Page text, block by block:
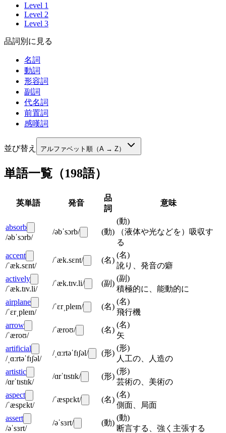
Level 1
Level 2
Level 3
品詞別に見る
名詞
動詞
形容詞
副詞
代名詞
前置詞
感嘆詞
並び替え アルファベット順（A → Z）
単語一覧 （198語）
英単語 発音
品
詞
意味
absorb
/əbˈsɔrb/
/əbˈsɔrb/ (動)
(動)
（液体や光などを）吸収す
る
accent
/ˈæk.sɛnt/
/ˈæk.sɛnt/ (名)
(名)
訛り、発音の癖
actively
/ˈæk.tɪv.li/
/ˈæk.tɪv.li/ (副 )
(副 )
積極的に、能動的に
airplane
/ˈɛrˌpleɪn/
/ˈɛrˌpleɪn/ (名)
(名)
飛行機
arrow
/ˈæroʊ/
/ˈæroʊ/ (名)
(名)
矢
artificial
/ˌɑːrtəˈfɪʃəl/
/ˌɑːrtəˈfɪʃəl/ (形)
(形)
人工の、人造の
artistic
/ɑrˈtɪstɪk/
/ɑrˈtɪstɪk/ (形)
(形)
芸術の、美術の
aspect
/ˈæspɛkt/
/ˈæspɛkt/ (名)
(名)
側面、局面
assert
/əˈsɜrt/
/əˈsɜrt/ (動)
(動)
断言する、強く主張する